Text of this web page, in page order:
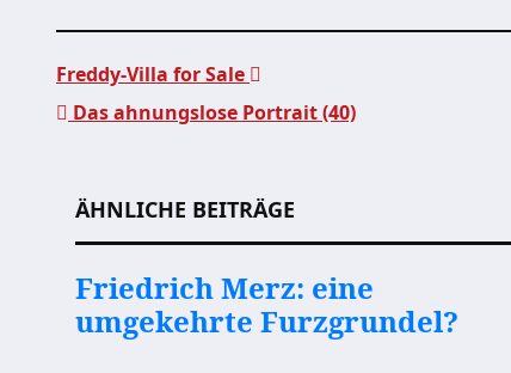
Freddy-Villa for Sale
Das ahnungslose Portrait (40)
ÄHNLICHE BEITRÄGE
Friedrich Merz: eine
umgekehrte Furzgrundel?